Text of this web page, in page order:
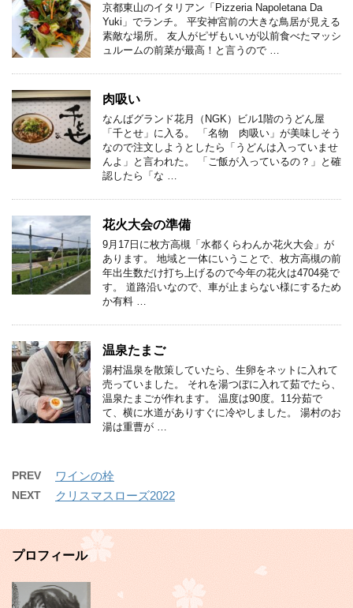
京都東山のイタリアン「Pizzeria Napoletana Da
Yuki」でランチ。 平安神宮前の大きな鳥居が見える
素敵な場所。 友人がピザもいいが以前食べたマッシ
ュルームの前菜が最高！と言うので …
肉吸い
なんばグランド花月（NGK）ビル1階のうどん屋
「千とせ」に入る。 「名物 肉吸い」が美味しそう
なので注文しようとしたら「うどんは入っていませ
んよ」と言われた。 「ご飯が入っているの？」と確
認したら「な …
花火大会の準備
9月17日に枚方高槻「水都くらわんか花火大会」が
あります。 地域と一体にいうことで、枚方高槻の前
年出生数だけ打ち上げるので今年の花火は4704発で
す。 道路沿いなので、車が止まらない様にするため
か有料 …
温泉たまご
湯村温泉を散策していたら、生卵をネットに入れて
売っていました。 それを湯つぼに入れて茹でたら、
温泉たまごが作れます。 温度は90度。11分茹で
て、横に水道がありすぐに冷やしました。 湯村のお
湯は重曹が …
PREV ワインの栓
NEXT クリスマスローズ2022
プロフィール